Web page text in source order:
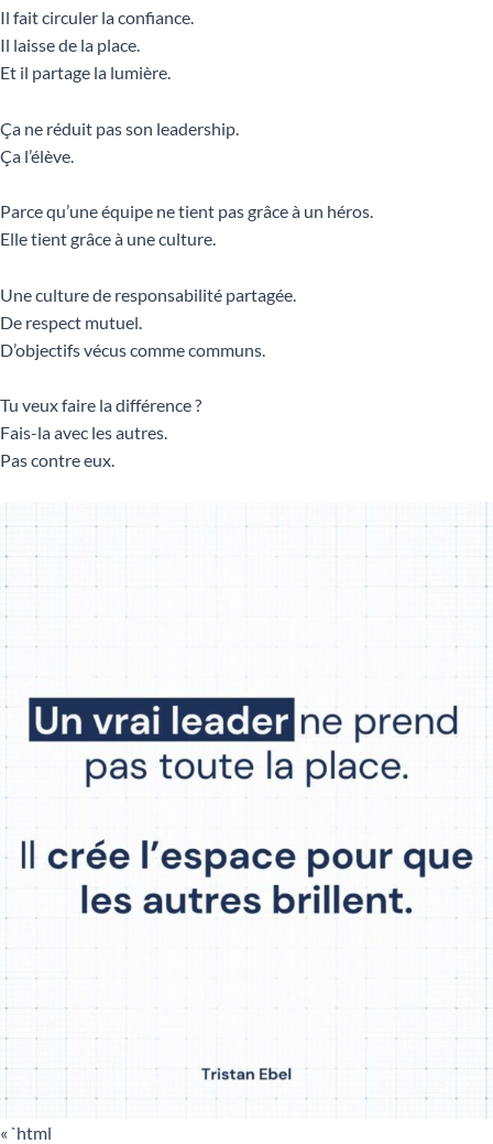
Il fait circuler la confiance.
Il laisse de la place.
Et il partage la lumière.
Ça ne réduit pas son leadership.
Ça l’élève.
Parce qu’une équipe ne tient pas grâce à un héros.
Elle tient grâce à une culture.
Une culture de responsabilité partagée.
De respect mutuel.
D’objectifs vécus comme communs.
Tu veux faire la différence ?
Fais-la avec les autres.
Pas contre eux.
« `html